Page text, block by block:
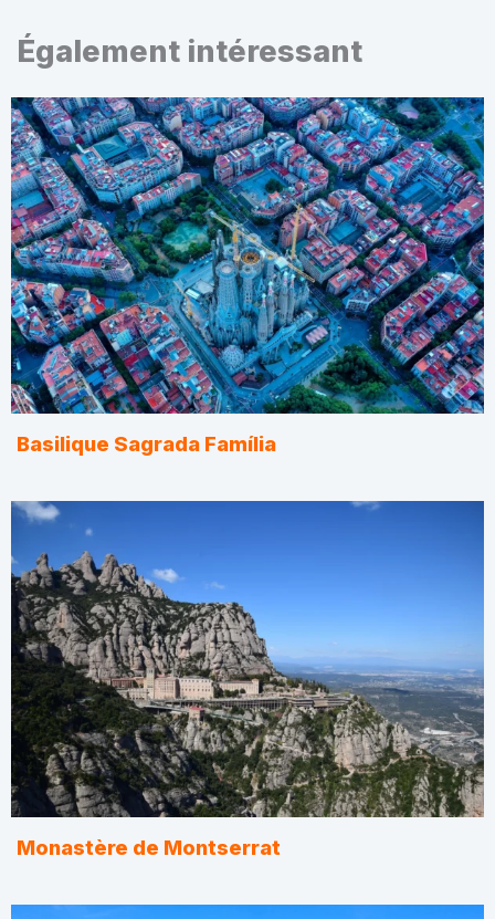
Également intéressant
Basilique Sagrada Família
Monastère de Montserrat